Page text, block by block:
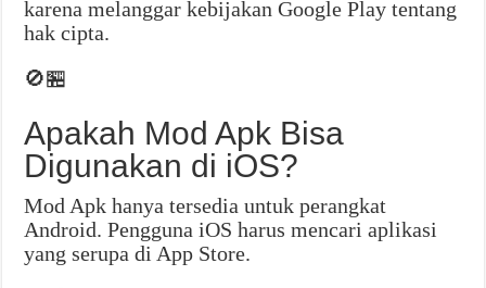
karena melanggar kebijakan Google Play tentang
hak cipta.
🚫🏪
Apakah Mod Apk Bisa
Digunakan di iOS?
Mod Apk hanya tersedia untuk perangkat
Android. Pengguna iOS harus mencari aplikasi
yang serupa di App Store.